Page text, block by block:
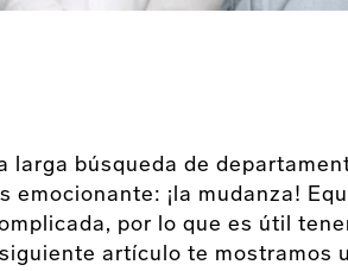
larga búsqueda de
emocionante: ¡la mudanza!
por lo que es útil
artículo te mostramos